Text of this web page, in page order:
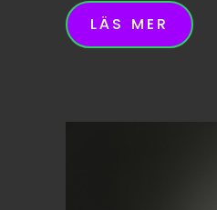
LÄS MER